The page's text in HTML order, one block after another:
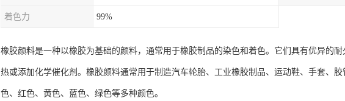
着色力 99%
橡胶颜料是一种以橡胶为基础的颜料，通常用于橡胶制品的染色和着色。它们具有优异的
热或添加化学催化剂。橡胶颜料通常用于制造汽车轮胎、工业橡胶制品、运动鞋、手套、
色、红色、黄色、蓝色、绿色等多种颜色。